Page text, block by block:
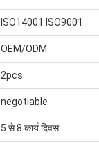
ISO14001 ISO9001
OEM/ODM
2pcs
negotiable
5 से 8 कार्य दिवस